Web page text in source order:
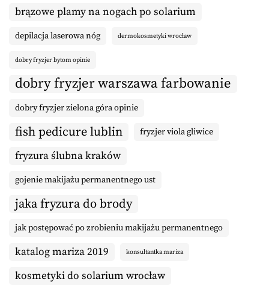
brązowe plamy na nogach po solarium
depilacja laserowa nóg dermokosmetyki wrocław
dobry fryzjer bytom opinie
dobry fryzjer warszawa farbowanie
dobry fryzjer zielona góra opinie
fish pedicure lublin fryzjer viola gliwice
fryzura ślubna kraków
gojenie makijażu permanentnego ust
jaka fryzura do brody
jak postępować po zrobieniu makijażu permanentnego
katalog mariza 2019 konsultantka mariza
kosmetyki do solarium wrocław